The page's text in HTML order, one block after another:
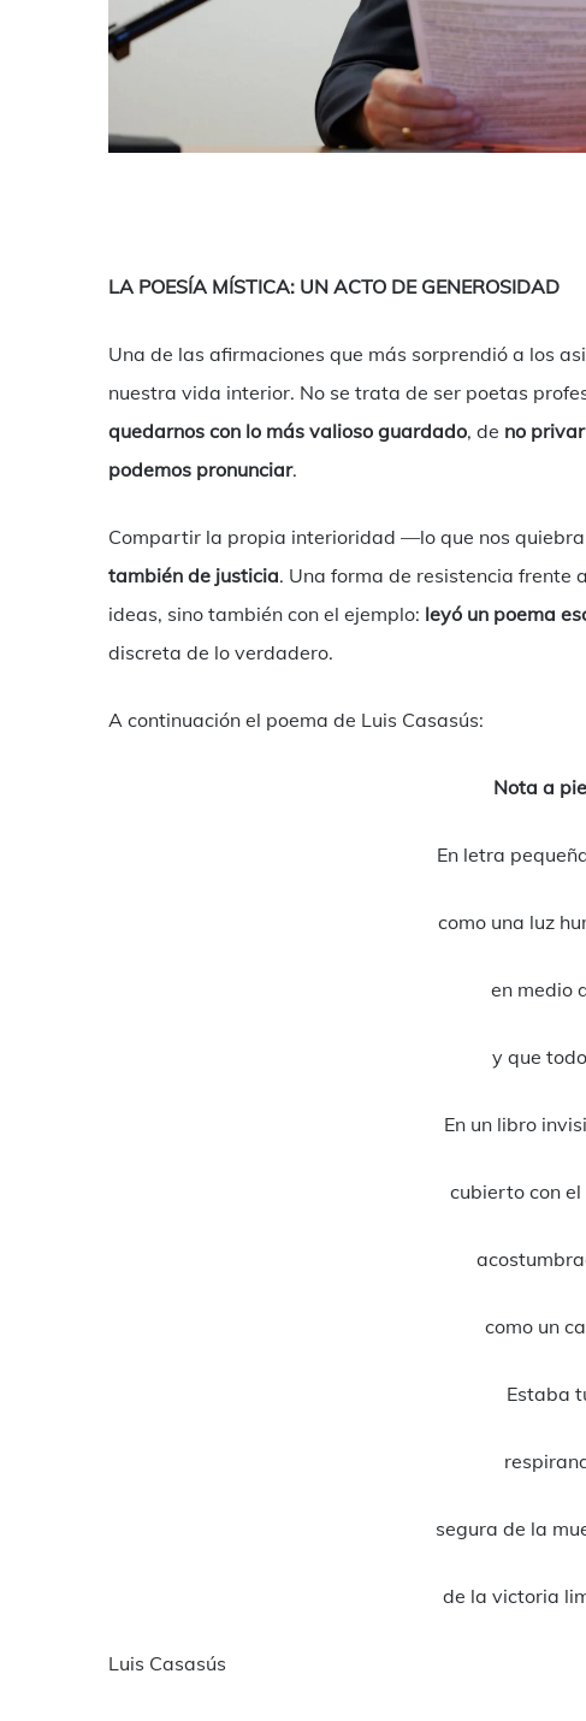
LA POESÍA MÍSTICA: UN ACTO DE GENEROSIDAD
Una de las afirmaciones que más sorprendió a los
nuestra vida interior. No se trata de ser poetas
quedarnos con lo más valioso guardado, de no
podemos pronunciar.
Compartir la propia interioridad —lo que nos
también de justicia. Una forma de resistencia frente
ideas, sino también con el ejemplo: leyó un poema
discreta de lo verdadero.
A continuación el poema de Luis Casasús:
Nota a
En letra
como una luz
en medio
y que
En un libro
cubierto con
como un
Estaba
segura de la
de la victoria
Luis Casasús